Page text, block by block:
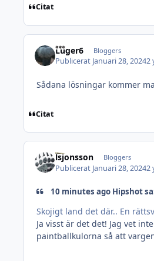
Citat
Luger6 Bloggers
Publicerat Januari 28, 20242
Sådana lösningar kommer
Citat
lsjonsson Bloggers
Publicerat Januari 28, 20242
10 minutes ago Hipshot
Skojigt land det där.. En
Ja visst är det det! Jag vet
paintballkulorna så att